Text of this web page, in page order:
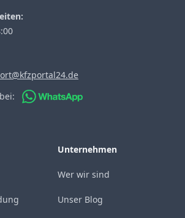
Unternehmen
Wer wir sind
Unser Blog